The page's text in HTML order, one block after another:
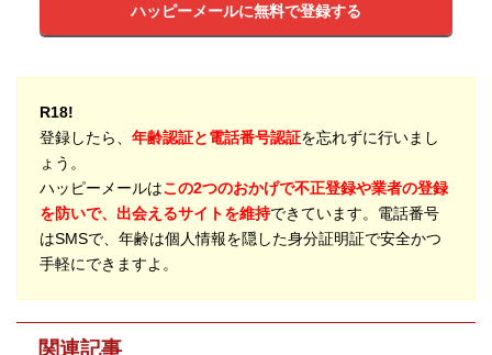
ハッピーメールに無料で登録する
R18!
登録したら、 年齢認証と電話番号認証を忘れずに行いまし
ょう。
ハッピーメールはこの2つのおかげで不正登録や業者の登録
を防いで、出会えるサイトを維持できています。電話番号
はSMSで、年齢は個人情報を隠した身分証明証で安全かつ
手軽にできますよ。
関連記事